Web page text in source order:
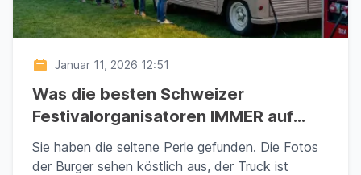
Januar 11, 2026 12:51
Was die besten Schweizer
Festivalorganisatoren IMMER auf
einem Angebot prüfen (und was
90% der Brautpaare ignorieren)
Sie haben die seltene Perle gefunden. Die Fotos
der Burger sehen köstlich aus, der Truck ist